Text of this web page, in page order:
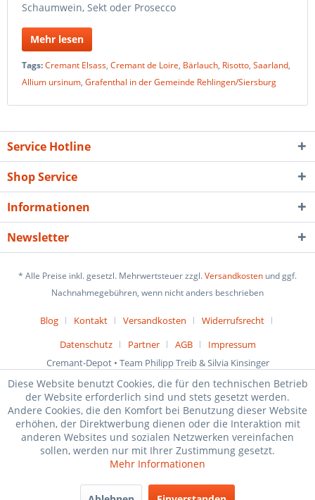
Schaumwein, Sekt oder Prosecco
Mehr lesen
Tags:Cremant Elsass, Cremant de Loire, Bärlauch, Risotto, Saarland,
Allium ursinum, Grafenthal in der Gemeinde Rehlingen/Siersburg
Service Hotline
Shop Service
Informationen
Newsletter
* Alle Preise inkl. gesetzl. Mehrwertsteuer zzgl.Versandkosten und ggf.
Nachnahmegebühren, wenn nicht anders beschrieben
Blog Kontakt Versandkosten
Widerrufsrecht
Datenschutz
Partner AGB
Impressum
Cremant-Depot • Team Philipp Treib & Silvia Kinsinger
Diese Website benutzt Cookies, die für den technischen Betrieb
der Website erforderlich sind und stets gesetzt werden.
Andere Cookies, die den Komfort bei Benutzung dieser Website
erhöhen, der Direktwerbung dienen oder die Interaktion mit
anderen Websites und sozialen Netzwerken vereinfachen
sollen, werden nur mit Ihrer Zustimmung gesetzt.
Mehr Informationen